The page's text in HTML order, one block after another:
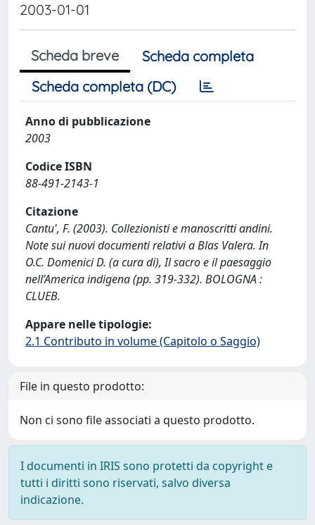
2003-01-01
Scheda breve
Scheda completa
Scheda completa (DC)
Anno di pubblicazione
2003
Codice ISBN
88-491-2143-1
Citazione
Cantu', F. (2003). Collezionisti e manoscritti andini.
Note sui nuovi documenti relativi a Blas Valera. In
O.C. Domenici D. (a cura di), Il sacro e il paesaggio
nell’America indigena (pp. 319-332). BOLOGNA :
CLUEB.
Appare nelle tipologie:
2.1 Contributo in volume (Capitolo o Saggio)
File in questo prodotto:
Non ci sono file associati a questo prodotto.
I documenti in IRIS sono protetti da copyright e
tutti i diritti sono riservati, salvo diversa
indicazione.